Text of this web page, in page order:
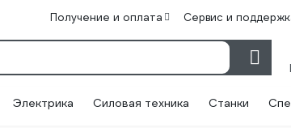
Получение и оплата Сервис и
Электрика Силовая техника Станки